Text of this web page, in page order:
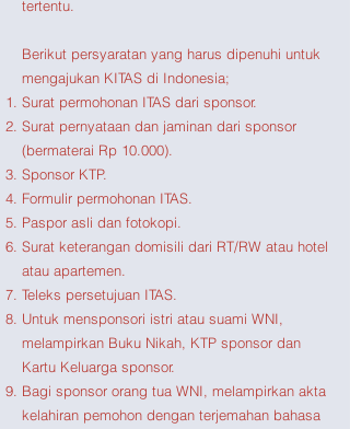
tertentu.
Berikut persyaratan yang harus dipenuhi untuk
mengajukan KITAS di Indonesia;
Surat permohonan ITAS dari sponsor.
Surat pernyataan dan jaminan dari sponsor
(bermaterai Rp 10.000).
Sponsor KTP.
Formulir permohonan ITAS.
Paspor asli dan fotokopi.
Surat keterangan domisili dari RT/RW atau hotel
atau apartemen.
Teleks persetujuan ITAS.
Untuk mensponsori istri atau suami WNI,
melampirkan Buku Nikah, KTP sponsor dan
Kartu Keluarga sponsor.
Bagi sponsor orang tua WNI, melampirkan akta
kelahiran pemohon dengan terjemahan bahasa